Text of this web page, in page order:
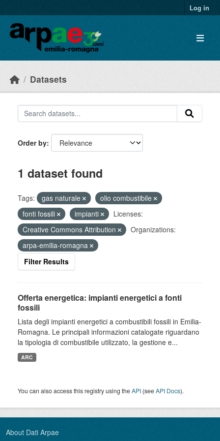
Log in
Datasets
Order by
1 dataset found
Tags: gas naturale
olio combustibile
fonti fossili
impianti
Licenses:
Creative Commons Attribution
Organizations:
arpa-emilia-romagna
Filter Results
Offerta energetica: impianti energetici a fonti
fossili
Lista degli impianti energetici a combustibili fossili in Emilia-
Romagna. Le principali informazioni catalogate riguardano
la tipologia di combustibile utilizzato, la gestione e...
ARC
You can also access this registry using theAPI (seeAPI Docs).
About Dati Arpae